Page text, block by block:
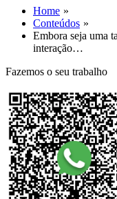
Home
Conteúdos
Embora seja uma
interação…
Fazemos o seu trabalho